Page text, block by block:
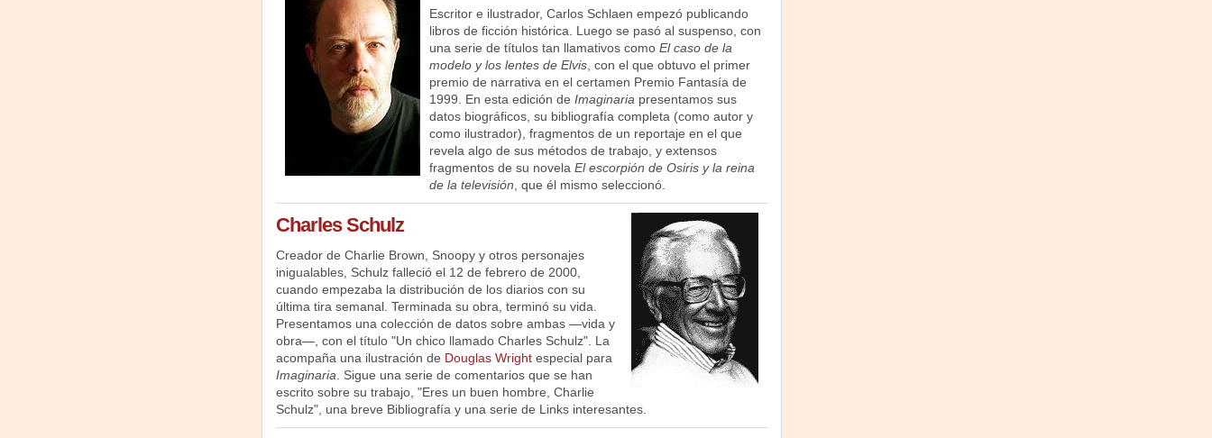
Escritor e ilustrador, Carlos Schlaen empezó publicando
libros de ficción histórica. Luego se pasó al suspenso, con
una serie de títulos tan llamativos como El caso de la
modelo y los lentes de Elvis, con el que obtuvo el primer
premio de narrativa en el certamen Premio Fantasía de
1999. En esta edición de Imaginaria presentamos sus
datos biográficos, su bibliografía completa (como autor y
como ilustrador), fragmentos de un reportaje en el que
revela algo de sus métodos de trabajo, y extensos
fragmentos de su novela El escorpión de Osiris y la reina
de la televisión , que él mismo seleccionó.
Charles Schulz
Creador de Charlie Brown, Snoopy y otros personajes
inigualables, Schulz falleció el 12 de febrero de 2000,
cuando empezaba la distribución de los diarios con su
última tira semanal. Terminada su obra, terminó su vida.
Presentamos una colección de datos sobre ambas —vida y
obra—, con el título "Un chico llamado Charles Schulz". La
acompaña una ilustración de Douglas Wright especial para
Imaginaria . Sigue una serie de comentarios que se han
escrito sobre su trabajo, "Eres un buen hombre, Charlie
Schulz", una breve Bibliografía y una serie de Links interesantes.